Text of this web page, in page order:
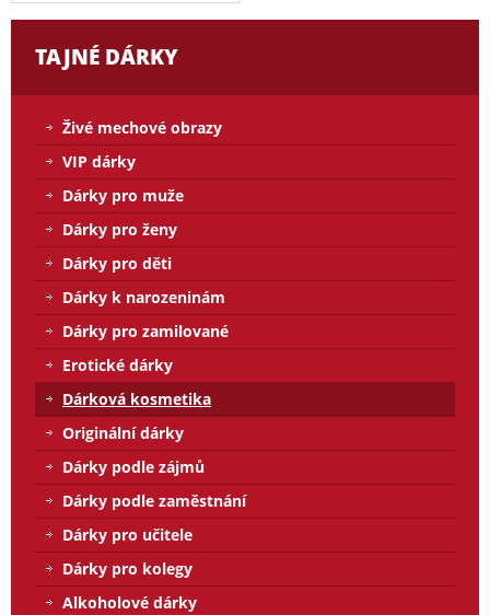
TAJNÉ DÁRKY
Živé mechové obrazy
VIP dárky
Dárky pro muže
Dárky pro ženy
Dárky pro děti
Dárky k narozeninám
Dárky pro zamilované
Erotické dárky
Dárková kosmetika
Originální dárky
Dárky podle zájmů
Dárky podle zaměstnání
Dárky pro učitele
Dárky pro kolegy
Alkoholové dárky